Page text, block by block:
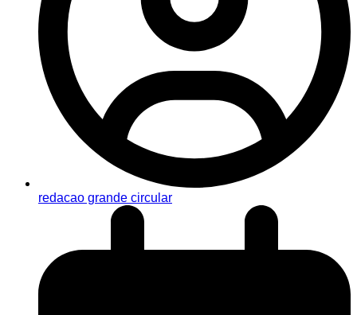
redacao grande circular